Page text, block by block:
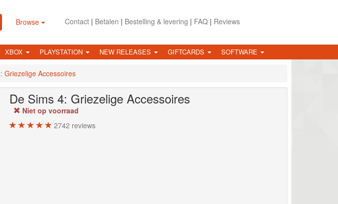
Browse Contact| Betalen | Bestelling & levering | FAQ| Reviews
XBOX PLAYSTATION NEW RELEASES GIFTCARDS SOFTWARE
Griezelige Accessoires
De Sims 4: Griezelige Accessoires
Niet op voorraad
2742 reviews